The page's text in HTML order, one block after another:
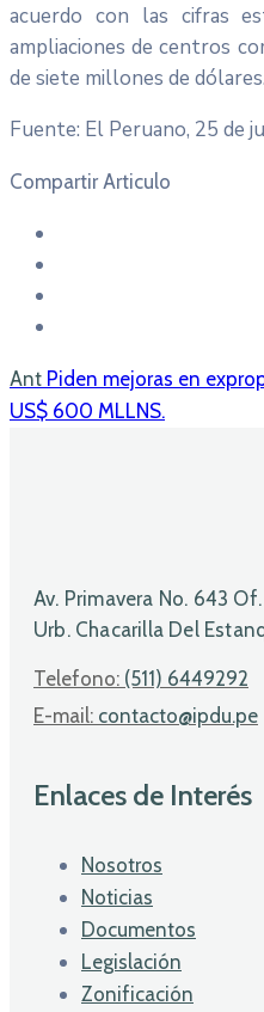
acuerdo con las cifras
ampliaciones de centros
de siete millones de dólares.
Fuente: El Peruano, 25 de
Compartir Articulo
Ant Piden mejoras en
US$ 600 MLLNS.
Av. Primavera No. 643
Urb. Chacarilla Del
Telefono: (511) 6449292
E-mail: contacto@ipdu.pe
Enlaces de Interés
Nosotros
Noticias
Documentos
Legislación
Zonificación